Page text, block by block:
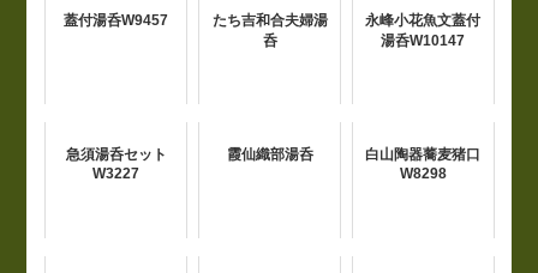
蓋付湯呑W9457
たち吉和合夫婦湯
呑
永峰小花魚文蓋付
湯呑W10147
急須湯呑セット
W3227
霞仙織部湯呑
白山陶器蕎麦猪口
W8298